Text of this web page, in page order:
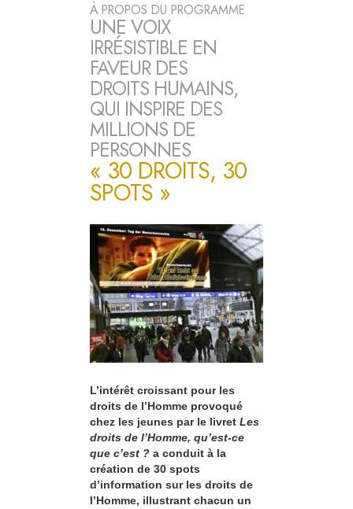
À PROPOS DU PROGRAMME
UNE VOIX
IRRÉSISTIBLE EN
FAVEUR DES
DROITS HUMAINS,
QUI INSPIRE DES
MILLIONS DE
PERSONNES
« 30 DROITS, 30
SPOTS »
L’intérêt croissant pour les
droits de l’Homme provoqué
chez les jeunes par le livret Les
droits de l’Homme, qu’est-ce
que c’est ? a conduit à la
création de 30 spots
d’information sur les droits de
l’Homme, illustrant chacun un